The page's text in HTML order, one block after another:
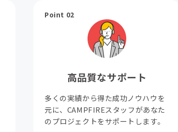
Point 02
高品質なサポート
多くの実績から得た成功ノウハウを
元に、CAMPFIREスタッフがあなた
のプロジェクトをサポートします。